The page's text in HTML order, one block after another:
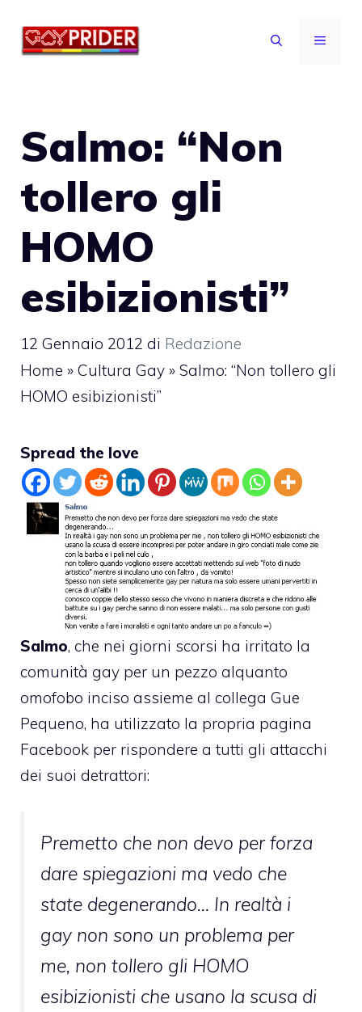
MENU
Salmo: “Non
tollero gli
HOMO
esibizionisti”
12 Gennaio 2012 di Redazione
Home » Cultura Gay » Salmo: “Non tollero gli
HOMO esibizionisti”
Spread the love
Salmo, che nei giorni scorsi ha irritato la
comunità gay per un pezzo alquanto
omofobo inciso assieme al collega Gue
Pequeno, ha utilizzato la propria pagina
Facebook per rispondere a tutti gli attacchi
dei suoi detrattori:
Premetto che non devo per forza
dare spiegazioni ma vedo che
state degenerando… In realtà i
gay non sono un problema per
me, non tollero gli HOMO
esibizionisti che usano la scusa di